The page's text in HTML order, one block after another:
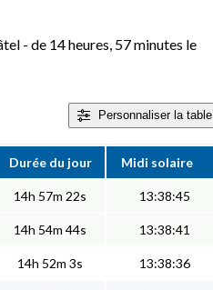
- de 14 heures, 57 minutes le
Personnaliserla table
Durée du jour Midi solaire
14h 57m 22s 13:38:45
14h 54m 44s 13:38:41
14h 52m 3s 13:38:36